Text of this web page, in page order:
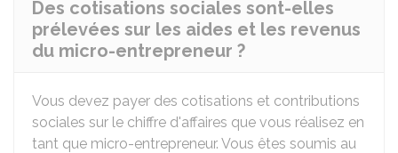
Des cotisations sociales sont-elles
prélevées sur les aides et les revenus
du micro-entrepreneur ?
Vous devez payer des cotisations et contributions
sociales sur le chiffre d'affaires que vous réalisez en
tant que micro-entrepreneur. Vous êtes soumis au